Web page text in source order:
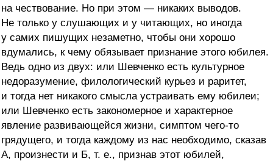
на чествование. Но при этом — никаких выводов.
Не только у слушающих и у читающих, но иногда
у самих пишущих незаметно, чтобы они хорошо
вдумались, к чему обязывает признание этого юбилея.
Ведь одно из двух: или Шевченко есть культурное
недоразумение, филологический курьез и раритет,
и тогда нет никакого смысла устраивать ему юбилеи;
или Шевченко есть закономерное и характерное
явление развивающейся жизни, симптом чего-то
грядущего, и тогда каждому из нас необходимо, сказав
А, произнести и Б, т. е., признав этот юбилей,